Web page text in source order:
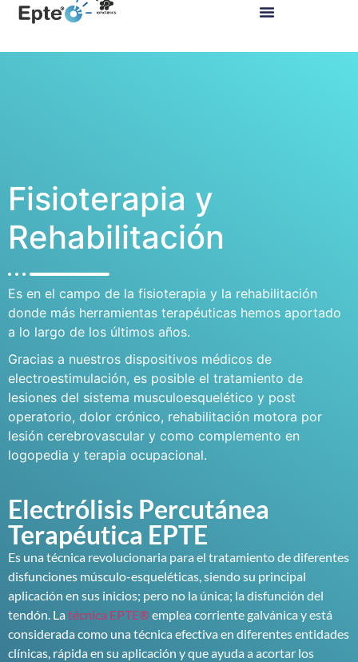
Fisioterapia y
Rehabilitación
Es en el campo de la fisioterapia y la rehabilitación
donde más herramientas terapéuticas hemos aportado
a lo largo de los últimos años.
Gracias a nuestros dispositivos médicos de
electroestimulación, es posible el tratamiento de
lesiones del sistema musculoesquelético y post
operatorio, dolor crónico, rehabilitación motora por
lesión cerebrovascular y como complemento en
logopedia y terapia ocupacional.
Electrólisis Percutánea
Terapéutica EPTE
Es una técnica revolucionaria para el tratamiento de diferentes
disfunciones músculo-esqueléticas, siendo su principal
aplicación en sus inicios; pero no la única; la disfunción del
tendón. Latécnica EPTE®emplea corriente galvánica y está
considerada como una técnica efectiva en diferentes entidades
clínicas, rápida en su aplicación y que ayuda a acortar los